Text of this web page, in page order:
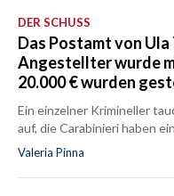
DER SCHUSS
Das Postamt von
Angestellter wurde
20.000 € wurden
Ein einzelner Krimineller
auf, die Carabinieri haben
Valeria Pinna